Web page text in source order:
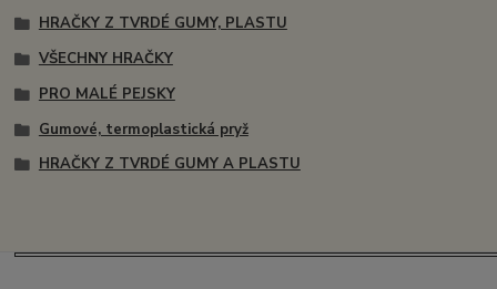
HRAČKY Z TVRDÉ GUMY, PLASTU
VŠECHNY HRAČKY
PRO MALÉ PEJSKY
Gumové, termoplastická pryž
HRAČKY Z TVRDÉ GUMY A PLASTU